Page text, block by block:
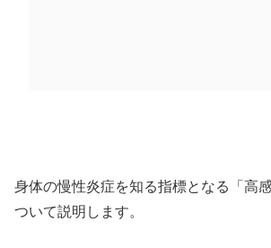
身体の慢性炎症を知る指標となる「高
ついて説明します。